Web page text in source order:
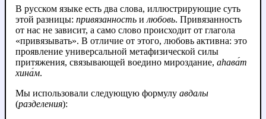
В русском языке есть два слова, иллюстрирующие суть
этой разницы: привязанность и любовь. Привязанность
от нас не зависит, а само слово происходит от глагола
«привязывать». В отличие от этого, любовь активна: это
проявление универсальной метафизической силы
притяжения, связывающей воедино мироздание, аhава́т
хина́м.
Мы использовали следующую формулу авдалы
(разделения):